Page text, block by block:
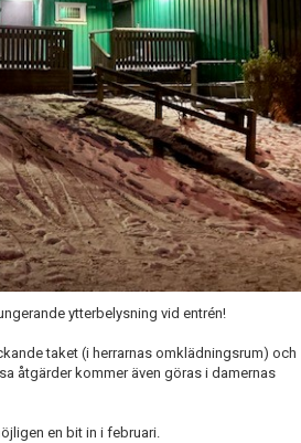
ytterbelysning vid entrén!
taket (i herrarnas omklädningsrum) och
åtgärder kommer även göras i damernas
en bit in i februari.